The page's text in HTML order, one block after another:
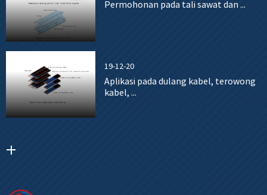
Permohonan pada tali sawat dan ...
19-12-20
Aplikasi pada dulang kabel, terowong
kabel, ...